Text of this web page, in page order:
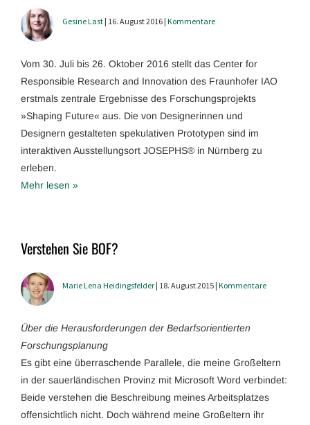
Gesine Last | 16. August 2016 | Kommentare
Vom 30. Juli bis 26. Oktober 2016 stellt das Center for
Responsible Research and Innovation des Fraunhofer IAO
erstmals zentrale Ergebnisse des Forschungsprojekts
»Shaping Future« aus. Die von Designerinnen und
Designern gestalteten spekulativen Prototypen sind im
interaktiven Ausstellungsort JOSEPHS® in Nürnberg zu
erleben.
Mehr lesen »
Verstehen Sie BOF?
Marie Lena Heidingsfelder | 18. August 2015 | Kommentare
Über die Herausforderungen der Bedarfsorientierten
Forschungsplanung
Es gibt eine überraschende Parallele, die meine Großeltern
in der sauerländischen Provinz mit Microsoft Word verbindet:
Beide verstehen die Beschreibung meines Arbeitsplatzes
offensichtlich nicht. Doch während meine Großeltern ihr